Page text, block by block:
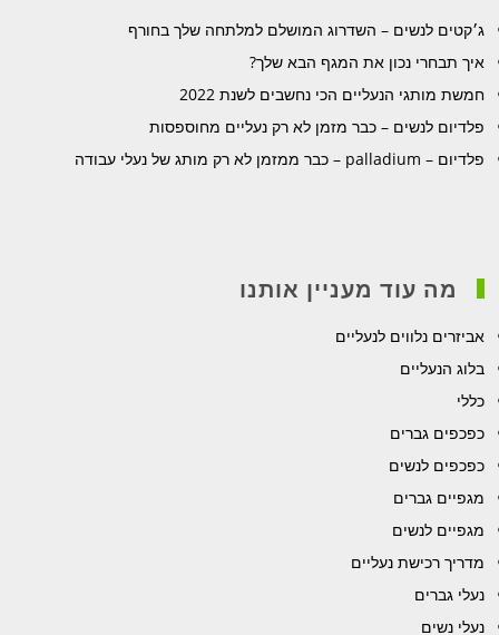
ג׳קטים לנשים – השדרוג המושלם למלתחה שלך בחורף
איך תבחרי נכון את המגף הבא שלך?
חמשת מותגי הנעליים הכי נחשבים לשנת 2022
פלדיום לנשים – כבר מזמן לא רק נעליים מחוספסות
פלדיום – palladium – כבר ממזמן לא רק מותג של נעלי עבודה
מה עוד מעניין אותנו
אביזרים נלווים לנעליים
בלוג הנעליים
כללי
כפכפים גברים
כפכפים לנשים
מגפיים גברים
מגפיים לנשים
מדריך רכישת נעליים
נעלי גברים
נעלי נשים